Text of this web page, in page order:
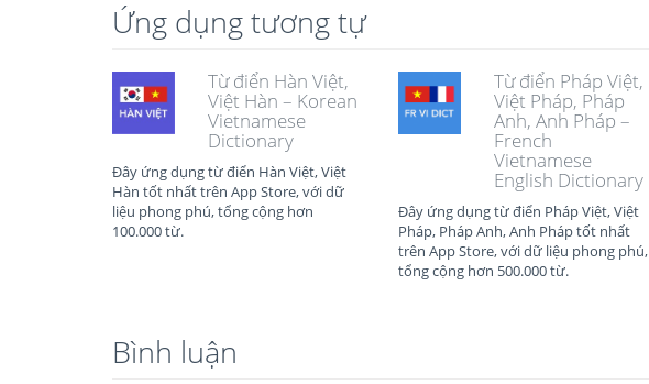
Ứng dụng tương tự
Từ điển Hàn Việt,
Việt Hàn – Korean
Vietnamese
Dictionary
Đây ứng dụng từ điển Hàn Việt, Việt
Hàn tốt nhất trên App Store, với dữ
liệu phong phú, tổng cộng hơn
100.000 từ.
Từ điển Pháp Việt,
Việt Pháp, Pháp
Anh, Anh Pháp –
French
Vietnamese
English Dictionary
Đây ứng dụng từ điển Pháp Việt, Việt
Pháp, Pháp Anh, Anh Pháp tốt nhất
trên App Store, với dữ liệu phong phú,
tổng cộng hơn 500.000 từ.
Bình luận